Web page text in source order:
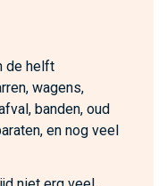
de helft
wagens,
banden, oud
en nog veel